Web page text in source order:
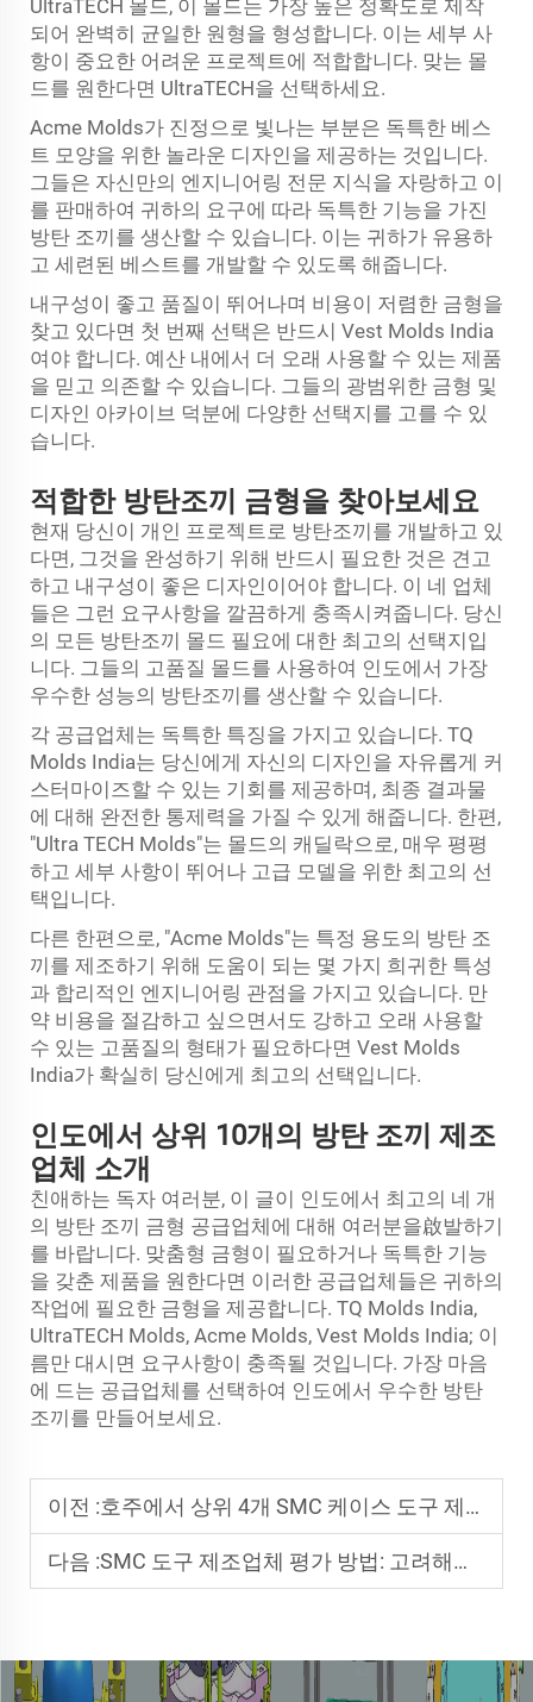
UltraTECH 몰드, 이 몰드는 가장 높은 정확도로 제작
되어 완벽히 균일한 원형을 형성합니다. 이는 세부 사
항이 중요한 어려운 프로젝트에 적합합니다. 맞는 몰
드를 원한다면 UltraTECH을 선택하세요.
Acme Molds가 진정으로 빛나는 부분은 독특한 베스
트 모양을 위한 놀라운 디자인을 제공하는 것입니다.
그들은 자신만의 엔지니어링 전문 지식을 자랑하고 이
를 판매하여 귀하의 요구에 따라 독특한 기능을 가진
방탄 조끼를 생산할 수 있습니다. 이는 귀하가 유용하
고 세련된 베스트를 개발할 수 있도록 해줍니다.
내구성이 좋고 품질이 뛰어나며 비용이 저렴한 금형을
찾고 있다면 첫 번째 선택은 반드시 Vest Molds India
여야 합니다. 예산 내에서 더 오래 사용할 수 있는 제품
을 믿고 의존할 수 있습니다. 그들의 광범위한 금형 및
디자인 아카이브 덕분에 다양한 선택지를 고를 수 있
습니다.
적합한 방탄조끼 금형을 찾아보세요
현재 당신이 개인 프로젝트로 방탄조끼를 개발하고 있
다면, 그것을 완성하기 위해 반드시 필요한 것은 견고
하고 내구성이 좋은 디자인이어야 합니다. 이 네 업체
들은 그런 요구사항을 깔끔하게 충족시켜줍니다. 당신
의 모든 방탄조끼 몰드 필요에 대한 최고의 선택지입
니다. 그들의 고품질 몰드를 사용하여 인도에서 가장
우수한 성능의 방탄조끼를 생산할 수 있습니다.
각 공급업체는 독특한 특징을 가지고 있습니다. TQ
Molds India는 당신에게 자신의 디자인을 자유롭게 커
스터마이즈할 수 있는 기회를 제공하며, 최종 결과물
에 대해 완전한 통제력을 가질 수 있게 해줍니다. 한편,
"Ultra TECH Molds"는 몰드의 캐딜락으로, 매우 평평
하고 세부 사항이 뛰어나 고급 모델을 위한 최고의 선
택입니다.
다른 한편으로, "Acme Molds"는 특정 용도의 방탄 조
끼를 제조하기 위해 도움이 되는 몇 가지 희귀한 특성
과 합리적인 엔지니어링 관점을 가지고 있습니다. 만
약 비용을 절감하고 싶으면서도 강하고 오래 사용할
수 있는 고품질의 형태가 필요하다면 Vest Molds
India가 확실히 당신에게 최고의 선택입니다.
인도에서 상위 10개의 방탄 조끼 제조
업체 소개
친애하는 독자 여러분, 이 글이 인도에서 최고의 네 개
의 방탄 조끼 금형 공급업체에 대해 여러분을啟발하기
를 바랍니다. 맞춤형 금형이 필요하거나 독특한 기능
을 갖춘 제품을 원한다면 이러한 공급업체들은 귀하의
작업에 필요한 금형을 제공합니다. TQ Molds India,
UltraTECH Molds, Acme Molds, Vest Molds India; 이
름만 대시면 요구사항이 충족될 것입니다. 가장 마음
에 드는 공급업체를 선택하여 인도에서 우수한 방탄
조끼를 만들어보세요.
이전 :호주에서 상위 4개 SMC 케이스 도구 제조업체
다음 :SMC 도구 제조업체 평가 방법: 고려해야 할 주요 요소